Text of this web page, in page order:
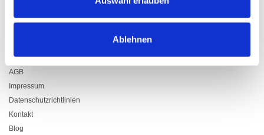
Ablehnen
Downloads
AGB
Impressum
Datenschutzrichtlinien
Kontakt
Blog